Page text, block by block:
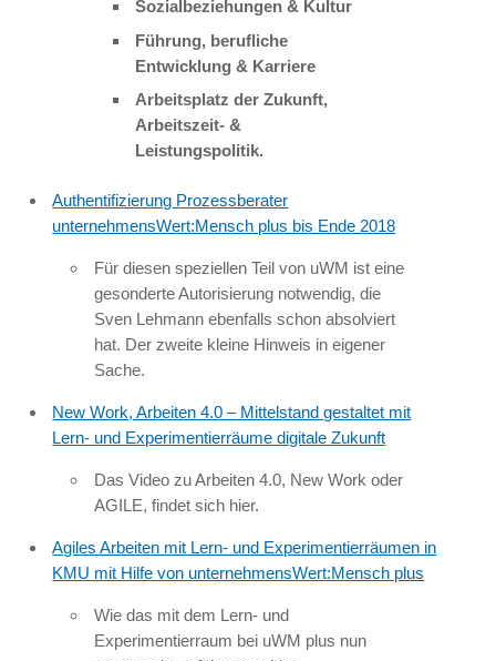
Sozialbeziehungen & Kultur
Führung, berufliche
Entwicklung & Karriere
Arbeitsplatz der Zukunft,
Arbeitszeit- &
Leistungspolitik.
Authentifizierung Prozessberater
unternehmensWert:Mensch plus bis Ende 2018
Für diesen speziellen Teil von uWM ist eine
gesonderte Autorisierung notwendig, die
Sven Lehmann ebenfalls schon absolviert
hat. Der zweite kleine Hinweis in eigener
Sache.
New Work, Arbeiten 4.0 – Mittelstand gestaltet mit
Lern- und Experimentierräume digitale Zukunft
Das Video zu Arbeiten 4.0, New Work oder
AGILE, findet sich hier.
Agiles Arbeiten mit Lern- und Experimentierräumen in
KMU mit Hilfe von unternehmensWert:Mensch plus
Wie das mit dem Lern- und
Experimentierraum bei uWM plus nun